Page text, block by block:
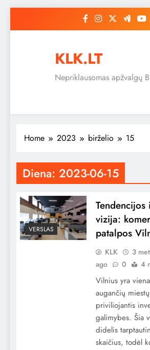
KLK.LT
Nepriklausomas apžvalgų
Home 2023 birželio 15
Diena: 2023-06-15
VERSLAS
Tendencijos
vizija:
patalpos
KLK
3
ago
0 4
Vilnius yra
augančių
priviliojantis
galimybes. Šia
didelis
skaičius, todėl